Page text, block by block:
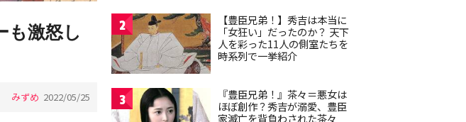
も激怒し
みずめ 2022/05/25
2
【豊臣兄弟！】秀吉は本当に
「女狂い」だったのか？ 天下
人を彩った11人の側室たちを
時系列で一挙紹介
3
『豊臣兄弟！』茶々＝悪女は
ほぼ創作？秀吉が溺愛、豊臣
家滅亡を背負わされた茶々